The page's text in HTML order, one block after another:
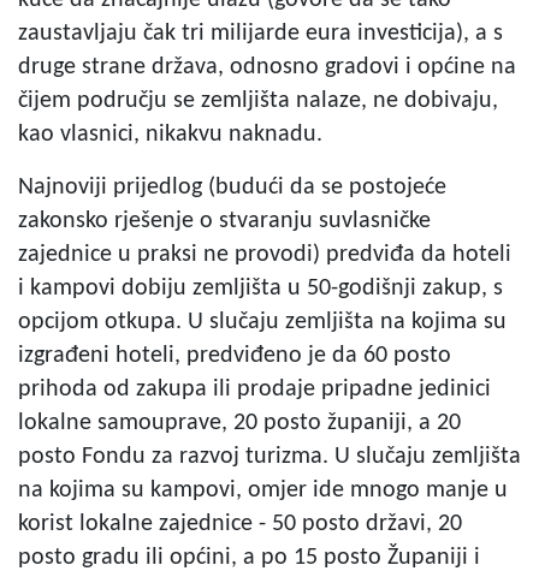
zaustavljaju čak tri milijarde eura investicija), a s
druge strane država, odnosno gradovi i općine na
čijem području se zemljišta nalaze, ne dobivaju,
kao vlasnici, nikakvu naknadu.
Najnoviji prijedlog (budući da se postojeće
zakonsko rješenje o stvaranju suvlasničke
zajednice u praksi ne provodi) predviđa da hoteli
i kampovi dobiju zemljišta u 50-godišnji zakup, s
opcijom otkupa. U slučaju zemljišta na kojima su
izgrađeni hoteli, predviđeno je da 60 posto
prihoda od zakupa ili prodaje pripadne jedinici
lokalne samouprave, 20 posto županiji, a 20
posto Fondu za razvoj turizma. U slučaju zemljišta
na kojima su kampovi, omjer ide mnogo manje u
korist lokalne zajednice - 50 posto državi, 20
posto gradu ili općini, a po 15 posto Županiji i